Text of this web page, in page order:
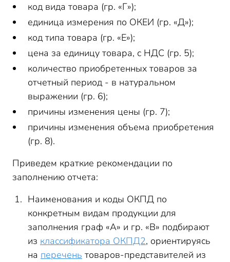
код вида товара (гр. «Г»);
единица измерения по ОКЕИ (гр. «Д»);
код типа товара (гр. «Е»);
цена за единицу товара, с НДС (гр. 5);
количество приобретенных товаров за
отчетный период - в натуральном
выражении (гр. 6);
причины изменения цены (гр. 7);
причины изменения объема приобретения
(гр. 8).
Приведем краткие рекомендации по
заполнению отчета:
Наименования и коды ОКПД по
конкретным видам продукции для
заполнения граф «А» и гр. «В» подбирают
из классификатора ОКПД2, ориентируясь
на перечень товаров-представителей из